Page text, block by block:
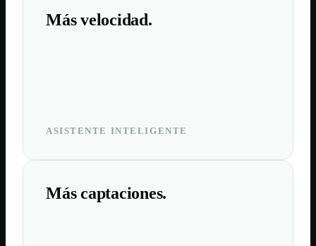
Más velocidad.
ASISTENTE INTELIGENTE
Más captaciones.